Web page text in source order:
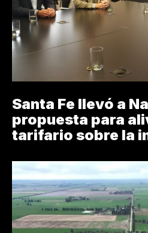
Santa Fe llevó a
propuesta para
tarifario sobre la